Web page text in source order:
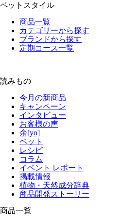
ペットスタイル
商品一覧
カテゴリーから探す
ブランドから探す
定期コース一覧
読みもの
今月の新商品
キャンペーン
インタビュー
お客様の声
余[yo]
ペット
レシピ
コラム
イベント レポート
掲載情報
植物・天然成分辞典
商品開発ストーリー
商品一覧